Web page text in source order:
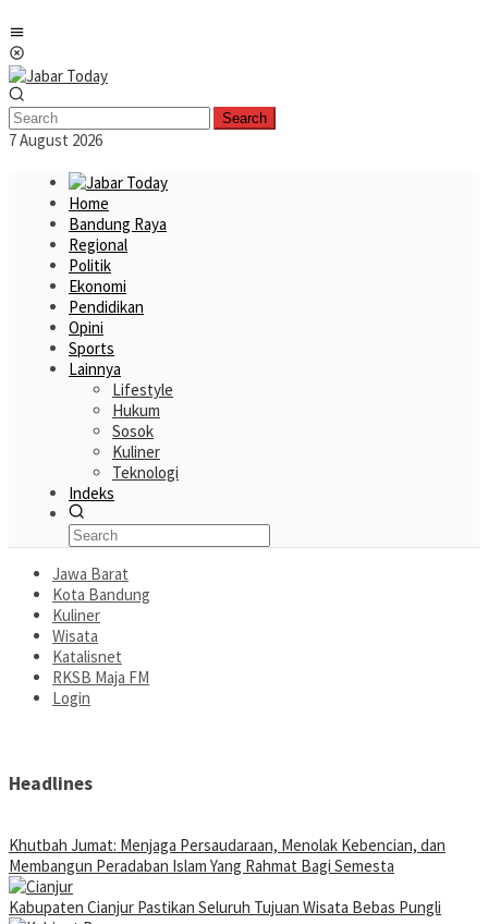
to
content
Search
7 August 2026
Home
Bandung Raya
Regional
Politik
Ekonomi
Pendidikan
Opini
Sports
Lainnya
Lifestyle
Hukum
Sosok
Kuliner
Teknologi
Indeks
Jawa Barat
Kota Bandung
Kuliner
Wisata
Katalisnet
RKSB Maja FM
Login
Headlines
Khutbah Jumat: Menjaga Persaudaraan, Menolak Kebencian, dan
Membangun Peradaban Islam Yang Rahmat Bagi Semesta
Kabupaten Cianjur Pastikan Seluruh Tujuan Wisata Bebas Pungli